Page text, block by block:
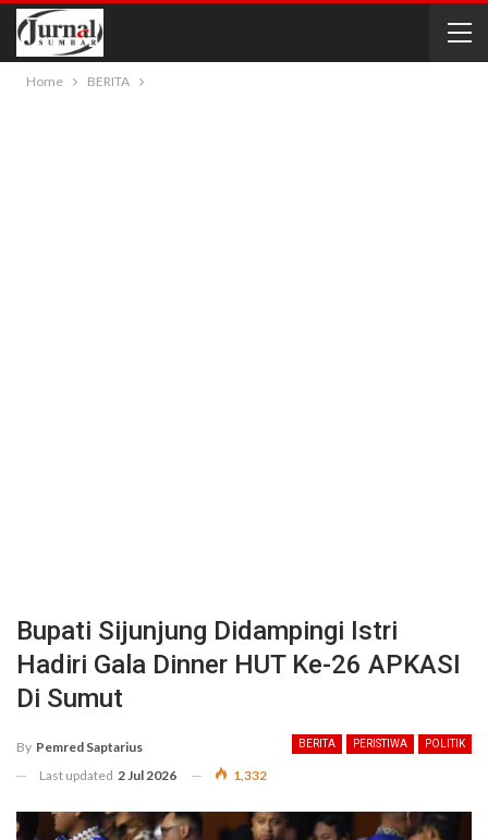
Home BERITA
Bupati Sijunjung Didampingi Istri
Hadiri Gala Dinner HUT Ke-26 APKASI
Di Sumut
BERITA PERISTIWA POLITIK
By Pemred Saptarius
Last updated 2 Jul 2026 1,332